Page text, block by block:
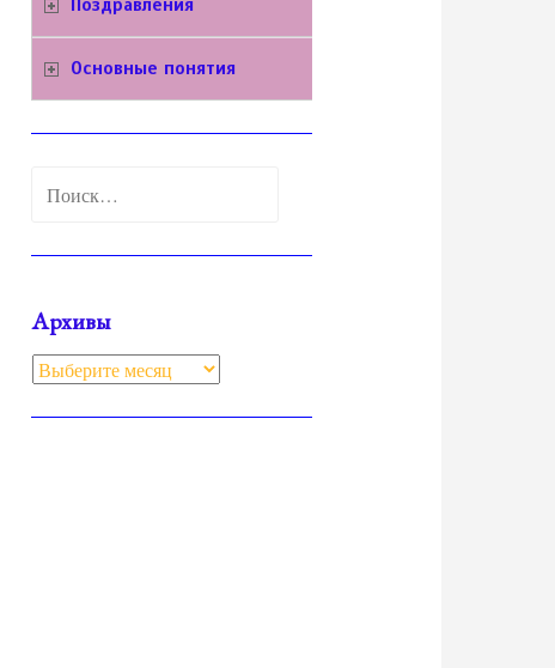
Поздравления
Основные понятия
Найти:
Архивы
Архивы